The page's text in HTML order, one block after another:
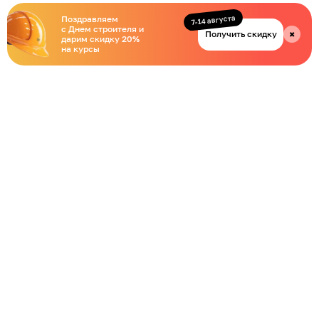
Поздравляем
с Днем строителя и
дарим скидку 20%
на курсы
Получить скидку
7-14 августа
✖